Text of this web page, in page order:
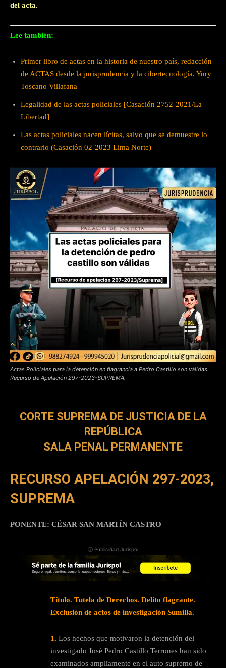
del acta.
Lee también:
Primer libro de actas en la historia de nuestro país, redacción
de ACTAS desde la jurisprudencia y la cibertecnología. Yury
Toscano Villafana
Legalidad de las actas policiales [Casación 2752-2021/La
Libertad]
Las actas policiales nacen lícitas, salvo que se demuestre lo
contrario (Casación 02-2023 Lima Norte)
Actas Policiales para la detención en flagrancia a Pedro Castillo son válidas.
Recurso de Apelación 297-2023-SUPREMA.
CORTE SUPREMA DE JUSTICIA DE LA
REPÚBLICA
SALA PENAL PERMANENTE
RECURSO APELACIÓN 297-2023,
SUPREMA
PONENTE: CÉSAR SAN MARTÍN CASTRO
ⓘ Publicidad Jurispol
Título. Tutela de Derechos. Delito flagrante.
Exclusión de actos de investigación Sumilla.
1. Los hechos que motivaron la detención del
investigado José Pedro Castillo Terrones han sido
examinados ampliamente en el auto supremo de